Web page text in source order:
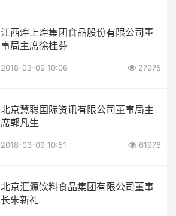
江西煌上煌集团食品股份有限公司董
事局主席徐桂芬
2018-03-09 10:06 27975
北京慧聪国际资讯有限公司董事局主
席郭凡生
2018-03-09 10:51 61978
北京汇源饮料食品集团有限公司董事
长朱新礼